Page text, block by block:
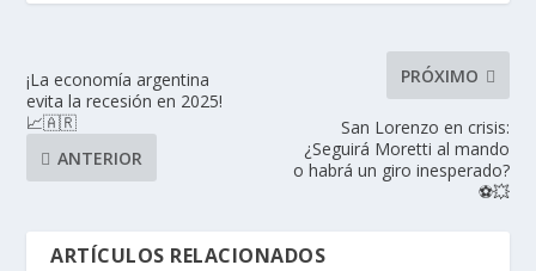
¡La economía argentina
evita la recesión en 2025!
📈🇦🇷
ANTERIOR
PRÓXIMO
San Lorenzo en crisis:
¿Seguirá Moretti al mando
o habrá un giro inesperado?
⚽💥
ARTÍCULOS RELACIONADOS